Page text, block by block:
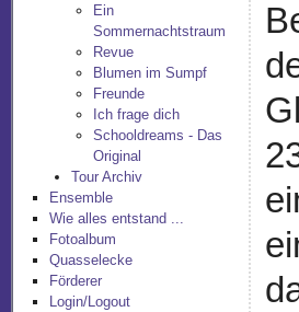
Ein
Sommernachtstraum
Revue
Blumen im Sumpf
Freunde
Ich frage dich
Schooldreams - Das
Original
Tour Archiv
Ensemble
Wie alles entstand ...
Fotoalbum
Quasselecke
Förderer
Login/Logout